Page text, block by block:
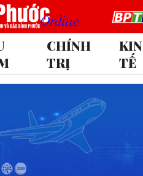
CHÍNH
TRỊ
TẾ